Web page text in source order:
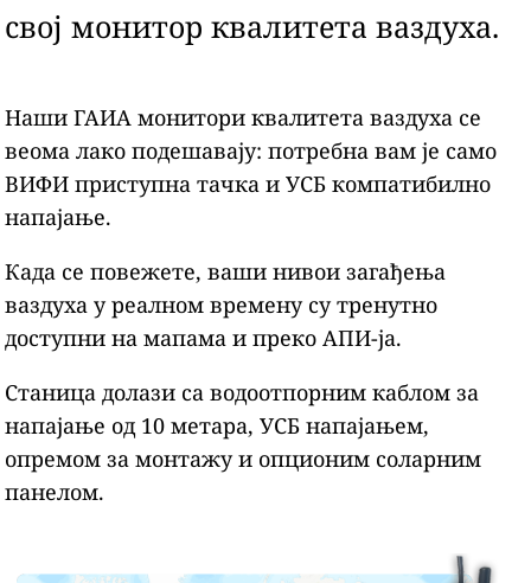
свој монитор квалитета ваздуха.
Наши ГАИА монитори квалитета ваздуха се
веома лако подешавају: потребна вам је само
ВИФИ приступна тачка и УСБ компатибилно
напајање.
Када се повежете, ваши нивои загађења
ваздуха у реалном времену су тренутно
доступни на мапама и преко АПИ-ја.
Станица долази са водоотпорним каблом за
напајање од 10 метара, УСБ напајањем,
опремом за монтажу и опционим соларним
панелом.